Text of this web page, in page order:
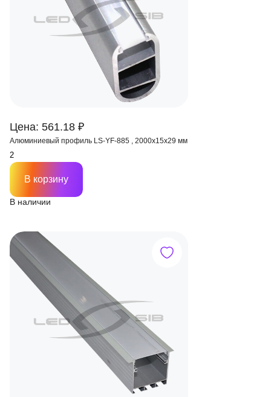
Цена: 561.18 ₽
Алюминиевый профиль LS-YF-885 , 2000х15х29 мм
В наличии
В корзину